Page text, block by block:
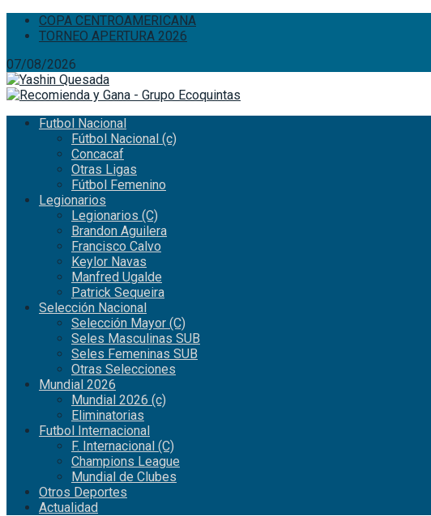
COPA CENTROAMERICANA
TORNEO APERTURA 2026
07/08/2026
Futbol Nacional
Fútbol Nacional (c)
Concacaf
Otras Ligas
Fútbol Femenino
Legionarios
Legionarios (C)
Brandon Aguilera
Francisco Calvo
Keylor Navas
Manfred Ugalde
Patrick Sequeira
Selección Nacional
Selección Mayor (C)
Seles Masculinas SUB
Seles Femeninas SUB
Otras Selecciones
Mundial 2026
Mundial 2026 (c)
Eliminatorias
Futbol Internacional
F. Internacional (C)
Champions League
Mundial de Clubes
Otros Deportes
Actualidad